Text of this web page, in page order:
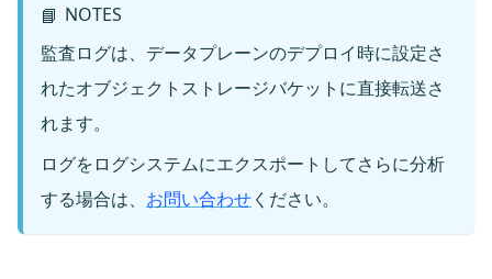
📘 NOTES
監査ログは、データプレーンのデプロイ時に設定さ
れたオブジェクトストレージバケットに直接転送さ
れます。
ログをログシステムにエクスポートしてさらに分析
する場合は、 お問い合わせください。